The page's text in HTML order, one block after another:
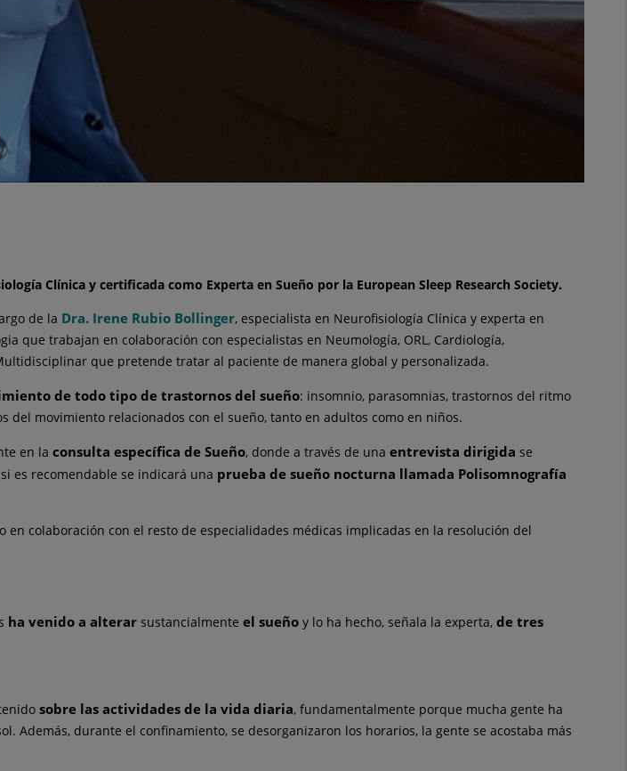
Clínica y certificada como Experta en Sueño por la European Sleep Research Society.
de la Dra. Irene Rubio Bollinger, especialista en Neurofisiología Clínica y experta en
que trabajan en colaboración con especialistas en Neumología, ORL, Cardiología,
que pretende tratar al paciente de manera global y personalizada.
de todo tipo de trastornos del sueño: insomnio, parasomnias, trastornos del ritmo
movimiento relacionados con el sueño, tanto en adultos como en niños.
en la consulta específica de Sueño, donde a través de una entrevista dirigida se
es recomendable se indicará una prueba de sueño nocturna llamada Polisomnografía
colaboración con el resto de especialidades médicas implicadas en la resolución del
ha venido a alterar sustancialmente el sueño y lo ha hecho, señala la experta, de tres
sobre las actividades de la vida diaria, fundamentalmente porque mucha gente ha
Además, durante el confinamiento, se desorganizaron los horarios, la gente se acostaba más